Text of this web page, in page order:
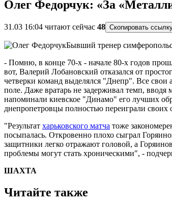
Олег Федорчук: «За
31.03 16:04 читают сейчас 48 Скопировать
Бывший тренер
- Помню, в конце 70-х - начале 80-х годов
вот, Валерий Лобановский отказался от
четверки команд выделялся "Днепр". Все свои
поле. Даже вратарь не задерживал темп,
напоминали киевское "Динамо" его лучших
днепропетровцы полностью переиграли своих
"Результат харьковского матча тоже
посыпалась. Откровенно плохо сыграл
защитники легко отражают головой, а
проблемы могут стать хроническими", -
ШАХТА
Читайте также